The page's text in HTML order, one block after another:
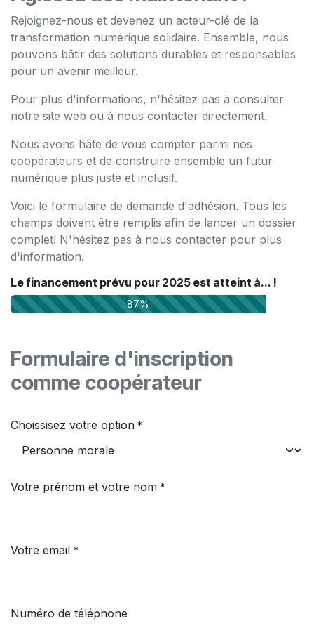
Rejoignez-nous et devenez un acteur-clé de la
transformation numérique solidaire. Ensemble, nous
pouvons bâtir des solutions durables et responsables
pour un avenir meilleur.
Pour plus d'informations, n'hésitez pas à consulter
notre site web ou à nous contacter directement.
Nous avons hâte de vous compter parmi nos
coopérateurs et de construire ensemble un futur
numérique plus juste et inclusif.
Voici le formulaire de demande d'adhésion. Tous les
champs doivent être remplis afin de lancer un dossier
complet! N'hésitez pas à nous contacter pour plus
d'information.
Le financement prévu pour 2025 est atteint à... !
87%
Formulaire d'inscription
comme coopérateur
Choissisez votre option *
Votre prénom et votre nom *
Votre email *
Numéro de téléphone